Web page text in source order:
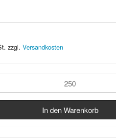
zzgl. Versandkosten